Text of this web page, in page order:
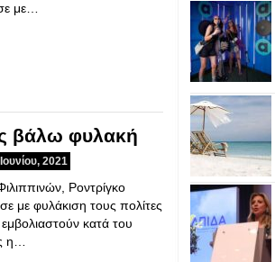
με…
βάλω φυλακή
2021
Ροντρίγκο
με φυλάκιση τους πολίτες
κατά του
η…